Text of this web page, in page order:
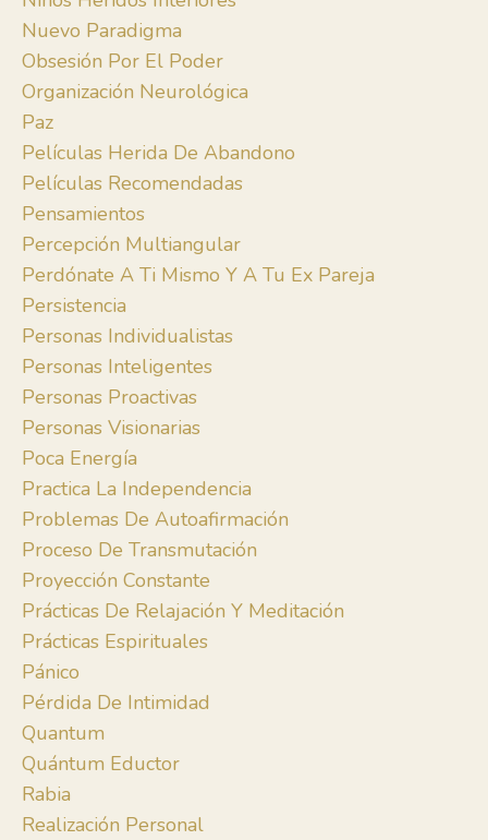
Nuevo Paradigma
Obsesión Por El Poder
Organización Neurológica
Paz
Películas Herida De Abandono
Películas Recomendadas
Pensamientos
Percepción Multiangular
Perdónate A Ti Mismo Y A Tu Ex Pareja
Persistencia
Personas Individualistas
Personas Inteligentes
Personas Proactivas
Personas Visionarias
Poca Energía
Practica La Independencia
Problemas De Autoafirmación
Proceso De Transmutación
Proyección Constante
Prácticas De Relajación Y Meditación
Prácticas Espirituales
Pánico
Pérdida De Intimidad
Quantum
Quántum Eductor
Rabia
Realización Personal